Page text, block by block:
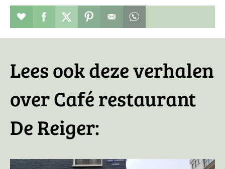
Restaurant toevoegen aan favorieten
Deel dit op facebook
Deel dit op twitter
Deel dit op pinterest
Lees ook deze verhalen
over Café restaurant
De Reiger: